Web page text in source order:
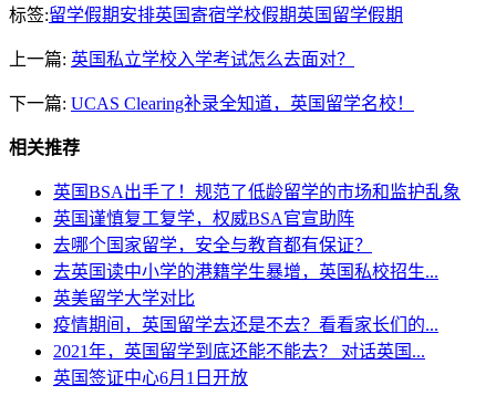
标签:留学假期安排英国寄宿学校假期英国留学假期
上一篇: 英国私立学校入学考试怎么去面对？
下一篇: UCAS Clearing补录全知道，英国留学名校！
相关推荐
英国BSA出手了！规范了低龄留学的市场和监护乱象
英国谨慎复工复学，权威BSA官宣助阵
去哪个国家留学，安全与教育都有保证？
去英国读中小学的港籍学生暴增，英国私校招生...
英美留学大学对比
疫情期间，英国留学去还是不去？看看家长们的...
2021年，英国留学到底还能不能去？ 对话英国...
英国签证中心6月1日开放